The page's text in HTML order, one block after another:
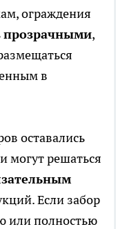
ограждения
прозрачными,
в
оставались
могут решаться
Если забор
или полностью